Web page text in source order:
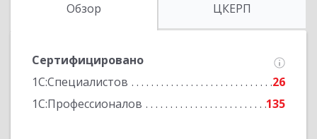
Обзор ЦКЕРП
Сертифицировано
1С:Специалистов
26
1С:Профессионалов
135